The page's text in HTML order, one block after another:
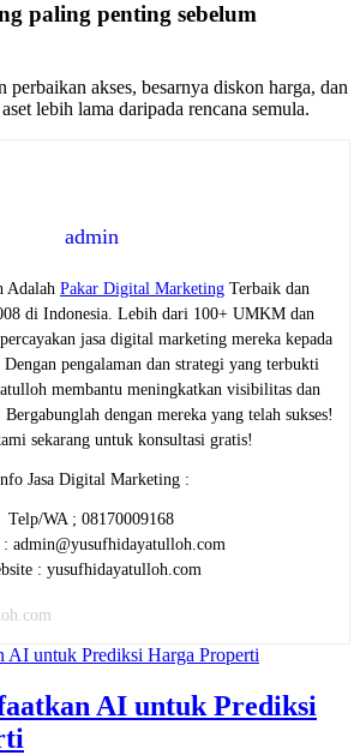
paling penting sebelum
perbaikan akses, besarnya diskon harga, dan
lebih lama daripada rencana semula.
admin
Adalah Pakar Digital Marketing Terbaik dan
di Indonesia. Lebih dari 100+ UMKM dan
jasa digital marketing mereka kepada
pengalaman dan strategi yang terbukti
membantu meningkatkan visibilitas dan
dengan mereka yang telah sukses!
sekarang untuk konsultasi gratis!
Jasa Digital Marketing :
Telp/WA ; 08170009168
admin@yusufhidayatulloh.com
: yusufhidayatulloh.com
AI untuk Prediksi